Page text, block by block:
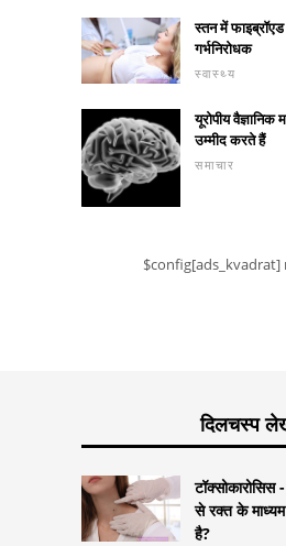
स्तन में फाइब्रॉएड
गर्भनिरोधक
स्वास्थ्य
यूरोपीय वैज्ञानिक
उम्मीद करते हैं
समाचार
दिलचस्प
टॉक्सोकारोसिस
से रक्त के
है?